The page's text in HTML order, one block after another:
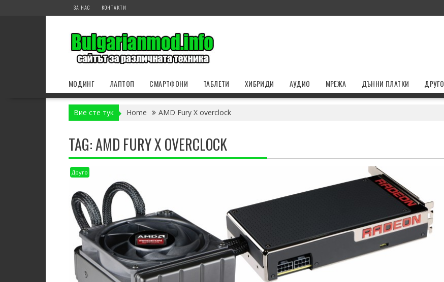
ЗА НАС КОНТАКТИ
МОДИНГ ЛАПТОП СМАРТФОНИ ТАБЛЕТИ ХИБРИДИ АУДИО МРЕЖА ДЪННИ ПЛАТКИ ДРУГО
Вие сте тук Home AMD Fury X overclock
TAG:AMD FURY X OVERCLOCK
Друго